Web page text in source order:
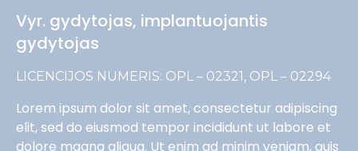
Vyr. gydytojas, implantuojantis
gydytojas
LICENCIJOS NUMERIS: OPL – 02321, OPL – 02294
Lorem ipsum dolor sit amet, consectetur adipiscing
elit, sed do eiusmod tempor incididunt ut labore et
dolore magna aliqua. Ut enim ad minim veniam, quis